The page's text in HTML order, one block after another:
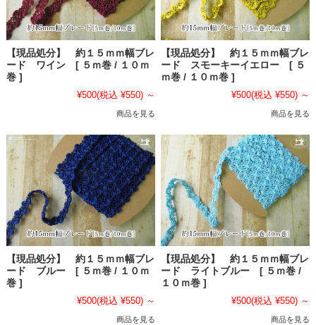
【現品処分】 約１５ｍｍ幅ブレ
ード ワイン [ ５ｍ巻 / １０ｍ
巻 ]
¥500(税込 ¥550) ～
商品を見る
【現品処分】 約１５ｍｍ幅ブレ
ード スモーキーイエロー [ ５
ｍ巻 / １０ｍ巻 ]
¥500(税込 ¥550) ～
商品を見る
【現品処分】 約１５ｍｍ幅ブレ
ード ブルー [ ５ｍ巻 / １０ｍ
巻 ]
¥500(税込 ¥550) ～
商品を見る
【現品処分】 約１５ｍｍ幅ブレ
ード ライトブルー [ ５ｍ巻 /
１０ｍ巻 ]
¥500(税込 ¥550) ～
商品を見る